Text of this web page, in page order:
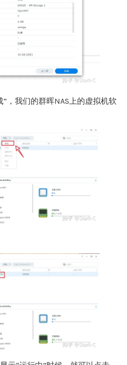
，我们的群晖NAS上的虚拟机软